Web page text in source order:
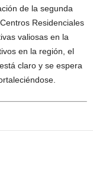
de la segunda
Residenciales
valiosas en la
en la región, el
claro y se espera